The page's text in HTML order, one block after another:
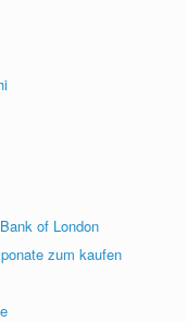
of London
zum kaufen